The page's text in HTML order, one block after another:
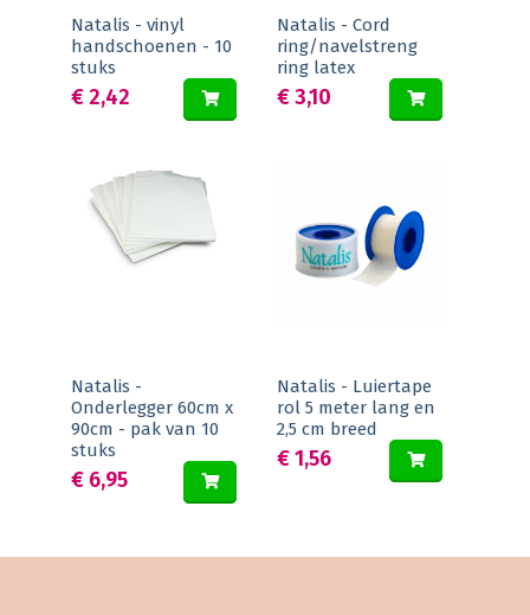
Natalis - vinyl
handschoenen - 10
stuks
€ 2,42
Natalis - Cord
ring/navelstreng
ring latex
€ 3,10
Natalis -
Onderlegger 60cm x
90cm - pak van 10
stuks
€ 6,95
Natalis - Luiertape
rol 5 meter lang en
2,5 cm breed
€ 1,56